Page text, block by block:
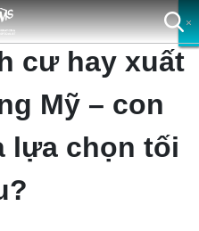
cư hay xuất
Mỹ – con
lựa chọn tối
×
×
×
×